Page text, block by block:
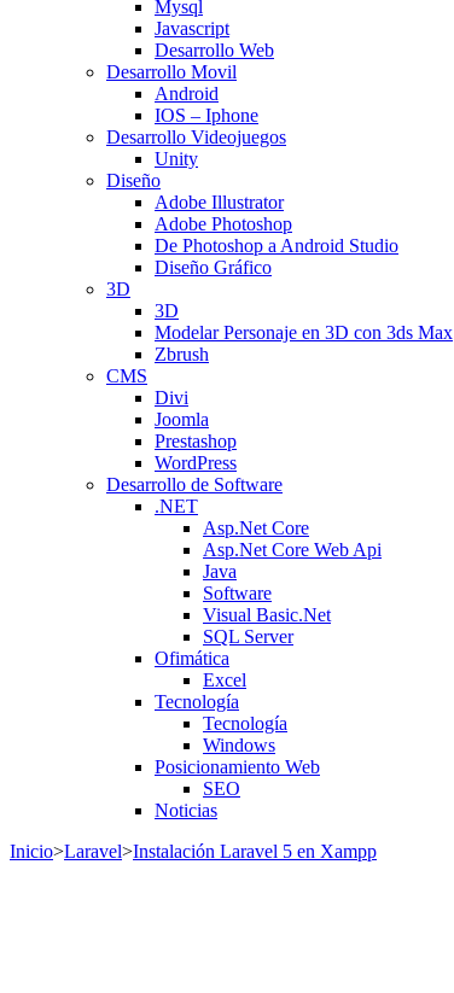
Mysql
Javascript
Desarrollo Web
Desarrollo Movil
Android
IOS – Iphone
Desarrollo Videojuegos
Unity
Diseño
Adobe Illustrator
Adobe Photoshop
De Photoshop a Android Studio
Diseño Gráfico
3D
3D
Modelar Personaje en 3D con 3ds Max
Zbrush
CMS
Divi
Joomla
Prestashop
WordPress
Desarrollo de Software
.NET
Asp.Net Core
Asp.Net Core Web Api
Java
Software
Visual Basic.Net
SQL Server
Ofimática
Excel
Tecnología
Tecnología
Windows
Posicionamiento Web
SEO
Noticias
Inicio>Laravel>Instalación Laravel 5 en Xampp